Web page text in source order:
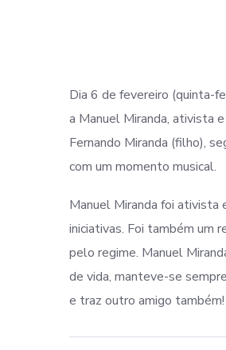
Dia 6 de fevereiro (quinta-
a Manuel Miranda, ativista
Fernando Miranda (filho),
com um momento musical.
Manuel Miranda foi ativista
iniciativas. Foi também um
pelo regime. Manuel
de vida, manteve-se
e traz outro amigo também!